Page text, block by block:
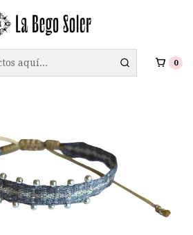
0
CHILE EN COMPRAS SOBRE $69.990